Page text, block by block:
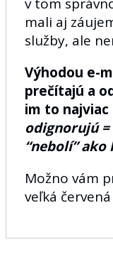
mali aj
služby, ale
Výhodou e-
prečítajú a
im to
odignorujú
“nebolí”
Možno vám
veľká